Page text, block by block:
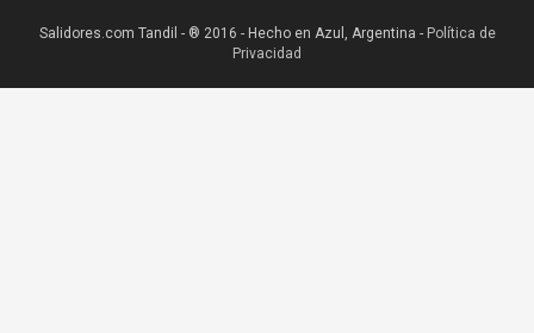
Salidores.com Tandil - ® 2016 - Hecho en Azul, Argentina - Política de
Privacidad